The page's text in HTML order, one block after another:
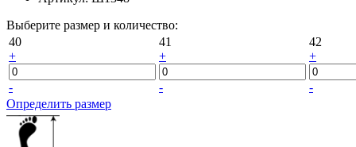
Выберите размер и количество:
40
+
-
41
+
-
42
+
-
Определить размер